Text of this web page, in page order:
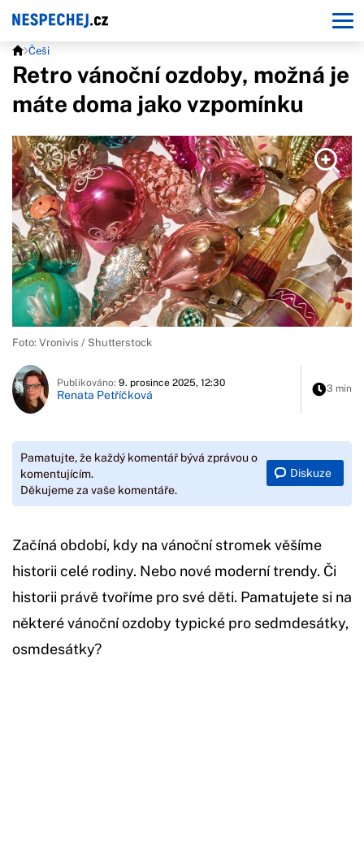
Češi
Retro vánoční ozdoby, možná je
máte doma jako vzpomínku
Foto: Vronivis / Shutterstock
Publikováno: 9. prosince 2025, 12:30
Renata Petříčková 3 min
Pamatujte, že každý komentář bývá zprávou o
komentujícím.
Děkujeme za vaše komentáře.
Diskuze
Začíná období, kdy na vánoční stromek věšíme
historii celé rodiny. Nebo nové moderní trendy. Či
historii právě tvoříme pro své děti. Pamatujete si na
některé vánoční ozdoby typické pro sedmdesátky,
osmdesátky?